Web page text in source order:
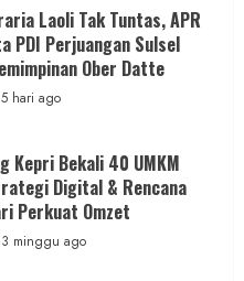
Laoli Tak Tuntas, APR
PDI Perjuangan Sulsel
Ober Datte
hari ago
Kepri Bekali 40 UMKM
Digital & Rencana
Perkuat Omzet
3 minggu ago